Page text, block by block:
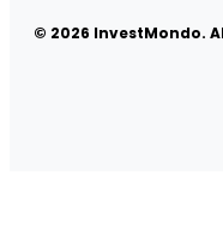
© 2026 InvestMondo.